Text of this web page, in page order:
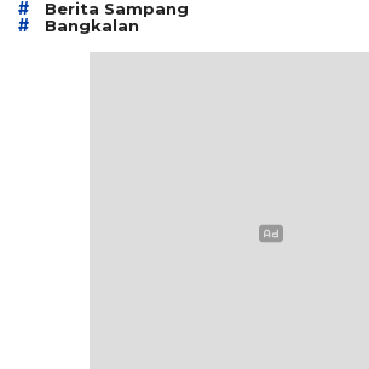
# Berita Sampang
# Bangkalan